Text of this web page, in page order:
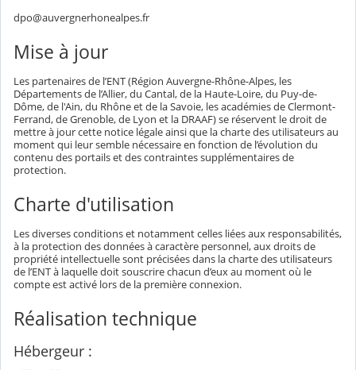
dpo@auvergnerhonealpes.fr
Mise à jour
Les partenaires de l’ENT (Région Auvergne-Rhône-Alpes, les
Départements de l’Allier, du Cantal, de la Haute-Loire, du Puy-de-
Dôme, de l'Ain, du Rhône et de la Savoie, les académies de Clermont-
Ferrand, de Grenoble, de Lyon et la DRAAF) se réservent le droit de
mettre à jour cette notice légale ainsi que la charte des utilisateurs au
moment qui leur semble nécessaire en fonction de l’évolution du
contenu des portails et des contraintes supplémentaires de
protection.
Charte d'utilisation
Les diverses conditions et notamment celles liées aux responsabilités,
à la protection des données à caractère personnel, aux droits de
propriété intellectuelle sont précisées dans la charte des utilisateurs
de l’ENT à laquelle doit souscrire chacun d’eux au moment où le
compte est activé lors de la première connexion.
Réalisation technique
Hébergeur :